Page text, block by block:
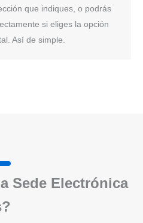
que indiques, o podrás
si eliges la opción
Así de simple.
Sede Electrónica